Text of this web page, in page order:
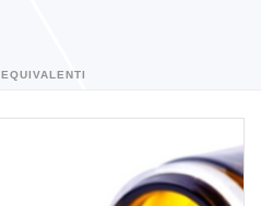
EQUIVALENTI